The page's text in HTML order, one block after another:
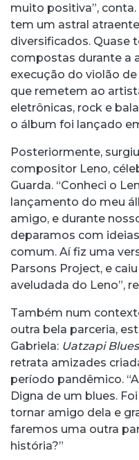
muito positiva”,
tem um astral
diversificados. Quase
compostas durante a
execução do violão
que remetem ao
eletrônicas, rock e
o álbum foi lançado
Posteriormente,
compositor Leno,
Guarda. “Conheci o
lançamento do meu
amigo, e durante
deparamos com
comum. Aí fiz uma
Parsons Project, e
aveludada do Leno”,
Também num
outra bela parceria,
Gabriela: Uatzapi Blues
retrata amizades
período pandêmico.
Digna de um blues.
tornar amigo dela e
faremos uma outra
história?”